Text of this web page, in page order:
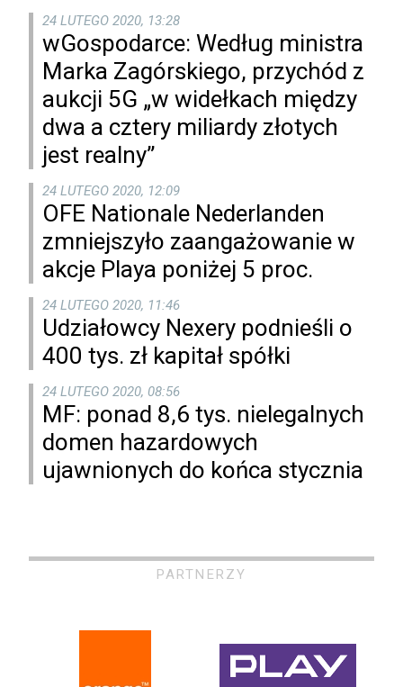
24 LUTEGO 2020, 13:28
wGospodarce: Według ministra
Marka Zagórskiego, przychód z
aukcji 5G „w widełkach między
dwa a cztery miliardy złotych
jest realny”
24 LUTEGO 2020, 12:09
OFE Nationale Nederlanden
zmniejszyło zaangażowanie w
akcje Playa poniżej 5 proc.
24 LUTEGO 2020, 11:46
Udziałowcy Nexery podnieśli o
400 tys. zł kapitał spółki
24 LUTEGO 2020, 08:56
MF: ponad 8,6 tys. nielegalnych
domen hazardowych
ujawnionych do końca stycznia
PARTNERZY